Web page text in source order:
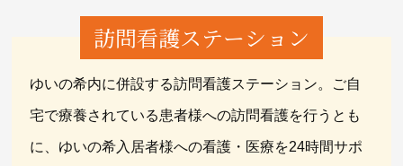
訪問看護ステーション
ゆいの希内に併設する訪問看護ステーション。ご自
宅で療養されている患者様への訪問看護を行うとも
に、ゆいの希入居者様への看護・医療を24時間サポ